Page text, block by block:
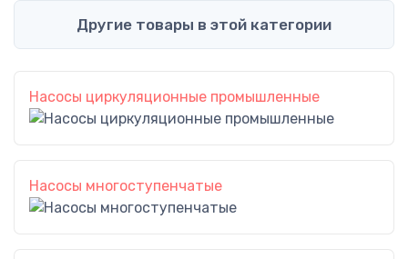
Другие товары в этой категории
Насосы циркуляционные промышленные
Насосы многоступенчатые